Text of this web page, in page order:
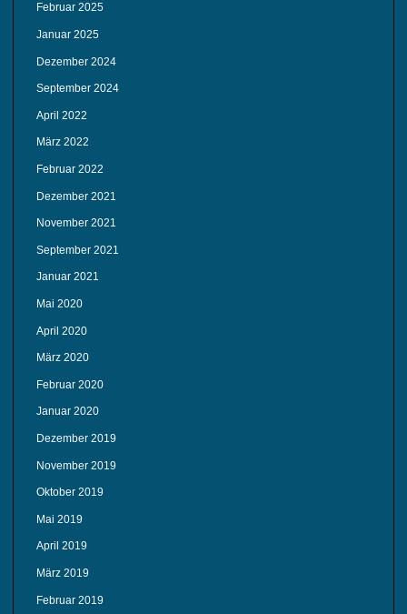
Februar 2025
Januar 2025
Dezember 2024
September 2024
April 2022
März 2022
Februar 2022
Dezember 2021
November 2021
September 2021
Januar 2021
Mai 2020
April 2020
März 2020
Februar 2020
Januar 2020
Dezember 2019
November 2019
Oktober 2019
Mai 2019
April 2019
März 2019
Februar 2019